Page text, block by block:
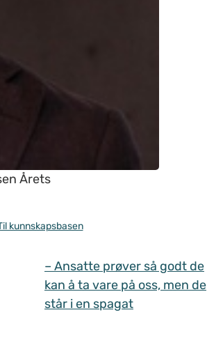
Årets
kunnskapsbasen
– Ansatte prøver så godt de
kan å ta vare på oss, men de
står i en spagat